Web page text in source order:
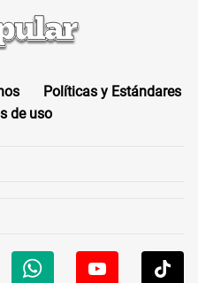
Políticas y Estándares
de uso